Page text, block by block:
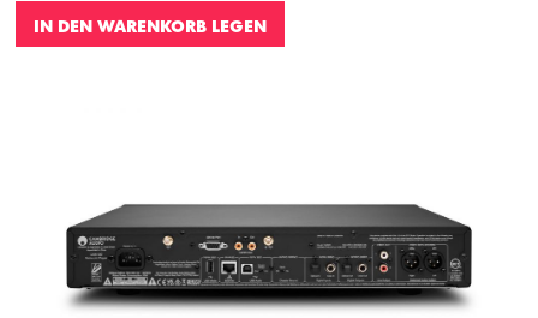
IN DEN WARENKORB LEGEN
Bedingungenvon youtube.com.
Video laden Frag nicht mehr